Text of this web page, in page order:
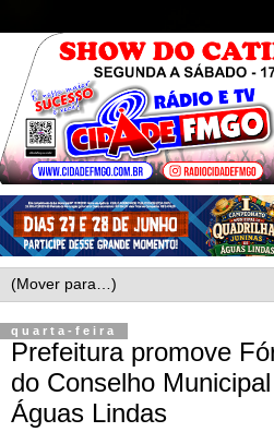
quarta-feira
Prefeitura promove
do Conselho
Águas Lindas